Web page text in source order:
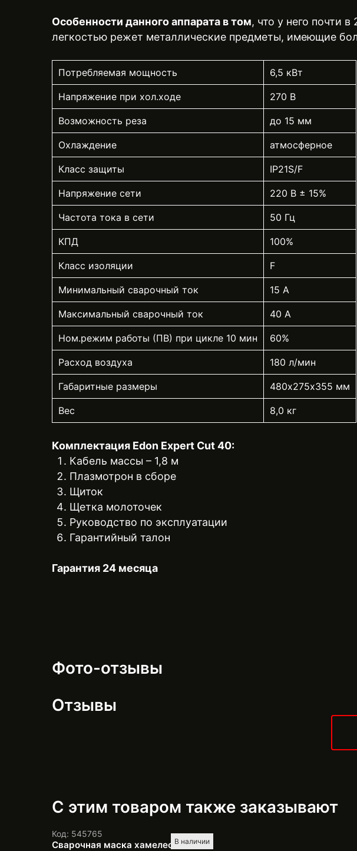
Особенности данного аппарата в том, что у него почти
легкостью режет металлические предметы, имеющие
Потребляемая мощность 6,5 кВт
Напряжение при хол.ходе 270 В
Возможность реза до 15 мм
Охлаждение атмосферное
Класс защиты IP21S/F
Напряжение сети 220 В ± 15%
Частота тока в сети 50 Гц
КПД 100%
Класс изоляции F
Минимальный сварочный ток 15 А
Максимальный сварочный ток 40 А
Ном.режим работы (ПВ) при цикле 10 мин 60%
Расход воздуха 180 л/мин
Габаритные размеры 480х275х355 мм
Вес 8,0 кг
Комплектация Edon Expert Cut 40:
Кабель массы – 1,8 м
Плазмотрон в сборе
Щиток
Щетка молоточек
Руководство по эксплуатации
Гарантийный талон
Гарантия 24 месяца
Фото-отзывы
Отзывы
С этим товаром также заказывают
В наличии
Код: 545765
Сварочная маска хамелеон Edon